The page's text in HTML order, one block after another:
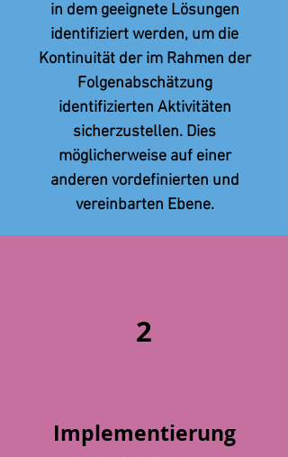
in dem geeignete Lösungen
identifiziert werden, um die
Kontinuität der im Rahmen der
Folgenabschätzung
identifizierten Aktivitäten
sicherzustellen. Dies
möglicherweise auf einer
anderen vordefinierten und
vereinbarten Ebene.
2
Implementierung